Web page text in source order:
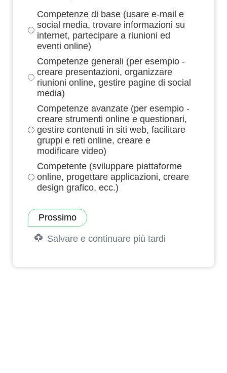
Competenze di base (usare e-mail e
social media, trovare informazioni su
internet, partecipare a riunioni ed
eventi online)
Competenze generali (per esempio -
creare presentazioni, organizzare
riunioni online, gestire pagine di social
media)
Competenze avanzate (per esempio -
creare strumenti online e questionari,
gestire contenuti in siti web, facilitare
gruppi e reti online, creare e
modificare video)
Competente (sviluppare piattaforme
online, progettare applicazioni, creare
design grafico, ecc.)
Prossimo
Salvare e continuare più tardi